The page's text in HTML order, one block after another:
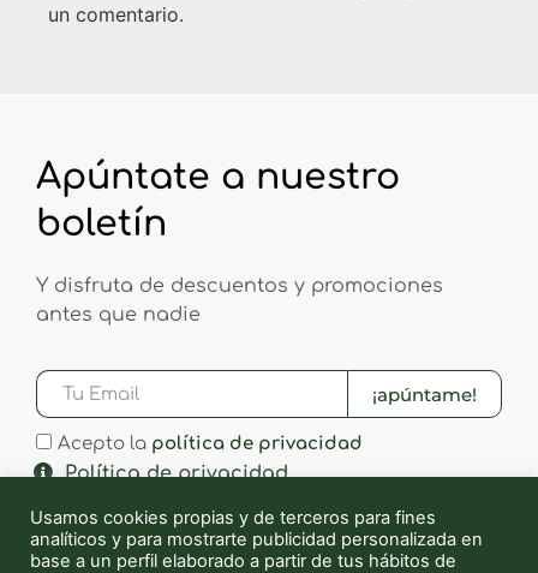
un comentario.
Apúntate a nuestro
boletín
Y disfruta de descuentos y promociones
antes que nadie
Acepto la política de privacidad
¡apúntame!
Política de privacidad
Usamos cookies propias y de terceros para fines
analíticos y para mostrarte publicidad personalizada en
base a un perfil elaborado a partir de tus hábitos de